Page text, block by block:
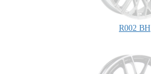
R002 BH